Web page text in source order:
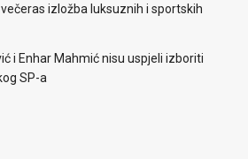
izložba luksuznih i sportskih
i Enhar Mahmić nisu uspjeli izboriti
SP-a